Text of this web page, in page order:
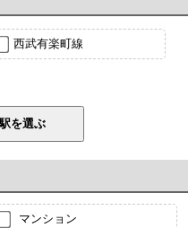
西武有楽町線
マンション